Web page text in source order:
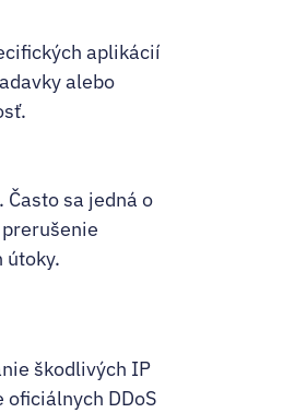
aplikácií
alebo
sa jedná o
útoky.
škodlivých IP
DDoS